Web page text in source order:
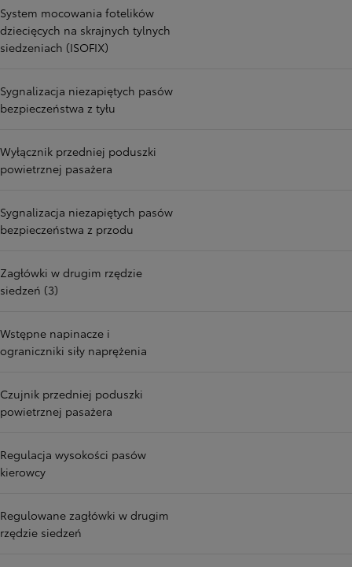
System mocowania fotelików
dziecięcych na skrajnych tylnych
siedzeniach (ISOFIX)
Sygnalizacja niezapiętych pasów
bezpieczeństwa z tyłu
Wyłącznik przedniej poduszki
powietrznej pasażera
Sygnalizacja niezapiętych pasów
bezpieczeństwa z przodu
Zagłówki w drugim rzędzie
siedzeń (3)
Wstępne napinacze i
ograniczniki siły naprężenia
Czujnik przedniej poduszki
powietrznej pasażera
Regulacja wysokości pasów
kierowcy
Regulowane zagłówki w drugim
rzędzie siedzeń